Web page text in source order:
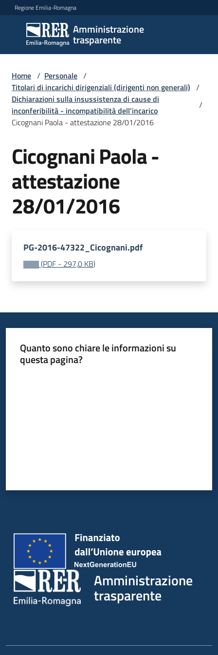
Vai al contenuto
Vai alla navigazione
Vai al footer
Regione Emilia-Romagna
Amministrazione
trasparente
Amministrazione
trasparente
Sottosezioni
Accesso
Home / Personale /
Titolari di incarichi dirigenziali (dirigenti non generali) /
Dichiarazioni sulla insussistenza di cause di
inconferibilità - incompatibilità dell'incarico
/
Cicognani Paola - attestazione 28/01/2016
Cicognani Paola -
attestazione
28/01/2016
PG-2016-47322_Cicognani.pdf
(PDF - 297,0 KB)
Quanto sono chiare le informazioni su
questa pagina?
Amministrazione
trasparente